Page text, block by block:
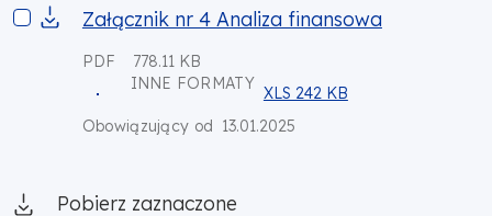
Załącznik nr 4 Analiza finansowa
Załącznik nr 4 Analiza finansowa
PDF
778.11 KB
INNE FORMATY
XLS 242 KB
Obowiązujący od 13.01.2025
Pobierz zaznaczone